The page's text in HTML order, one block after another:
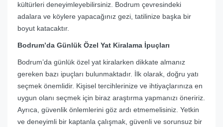
kültürleri deneyimleyebilirsiniz. Bodrum çevresindeki
adalara ve köylere yapacağınız gezi, tatilinize başka bir
boyut katacaktır.
Bodrum’da Günlük Özel Yat Kiralama İpuçları
Bodrum’da günlük özel yat kiralarken dikkate almanız
gereken bazı ipuçları bulunmaktadır. İlk olarak, doğru yatı
seçmek önemlidir. Kişisel tercihlerinize ve ihtiyaçlarınıza en
uygun olanı seçmek için biraz araştırma yapmanızı öneririz.
Ayrıca, güvenlik önlemlerini göz ardı etmemelisiniz. Yetkin
ve deneyimli bir kaptanla çalışmak, güvenli ve sorunsuz bir